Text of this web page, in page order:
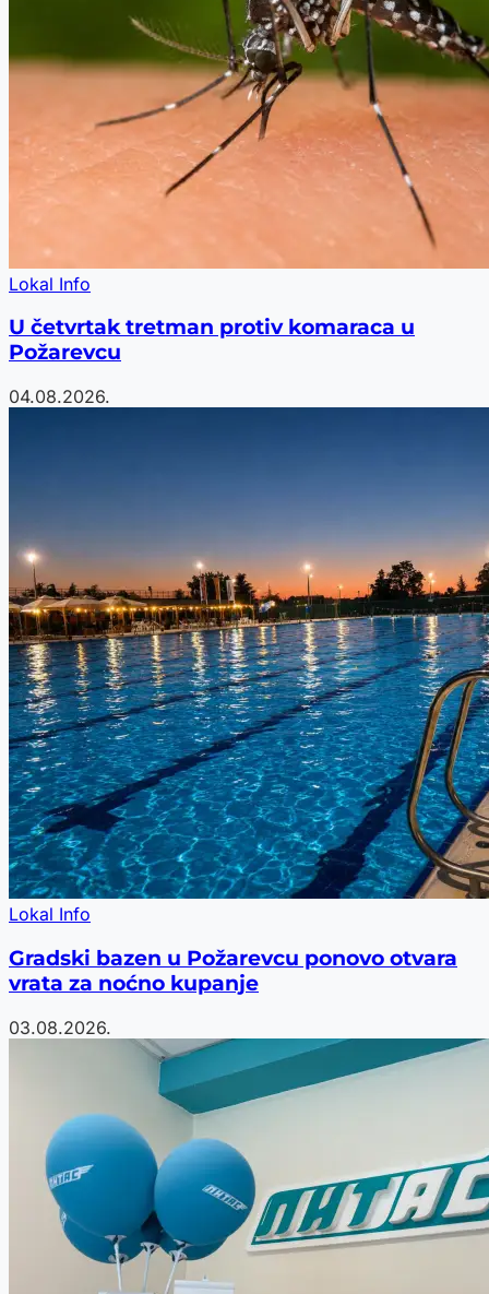
Lokal Info
U četvrtak tretman protiv komaraca u
Požarevcu
04.08.2026.
Lokal Info
Gradski bazen u Požarevcu ponovo otvara
vrata za noćno kupanje
03.08.2026.